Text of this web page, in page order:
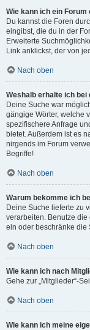
Wie kann ich ein
Du kannst die Foren
eingibst, die du in der
Erweiterte
Link anklickst, der von
Nach oben
Weshalb erhalte ich
Deine Suche war
gängige Wörter, welche
spezifischere Anfrage
bietet. Außerdem ist es
nirgends im Forum
Begriffe!
Nach oben
Warum bekomme ich
Deine Suche lieferte zu
verarbeiten. Benutze
ein oder beschränke die
Nach oben
Wie kann ich nach
Gehe zur „Mitglieder“-
Nach oben
Wie kann ich meine